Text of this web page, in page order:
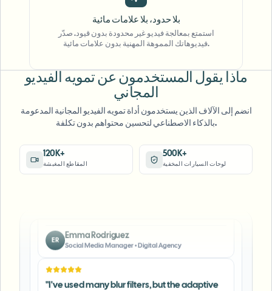
بلا حدود، بلا علامات مائية
استمتع بمعالجة فيديو غير محدودة بدون قيود. صدّر
فيديوهاتك المموهة المهنية بدون علامات مائية.
ماذا يقول المستخدمون عن تمويه الفيديو
المجاني
انضم إلى الآلاف الذين يستخدمون أداة تمويه الفيديو المجانية المدعومة
بالذكاء الاصطناعي لتحسين محتواهم بدون تكلفة.
120K+
المقاطع المغبشة
500K+
لوحات السيارات المخفية
The blur tools are a lifesaver — I can softly
blur distracting backgrounds and
automatically anonymize license plates in
Sarah Johnson
•YouTube
blur and automatic license-plate hiding
keeps posts compliant and on-brand without
"I've used many blur filters, but the adaptive
face and plate blur here are the most natural-
looking — great for client deliverables where